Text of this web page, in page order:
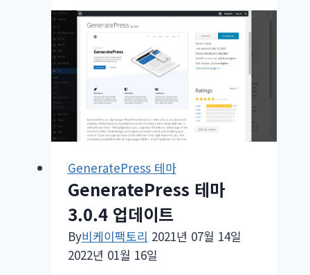
특
성
미
지
숨
기
는
법
-
GeneratePress
테
마
GeneratePress 테마
GeneratePress 테마
3.0.4 업데이트
By비케이팩토리 2021년 07월 14일
2022년 01월 16일